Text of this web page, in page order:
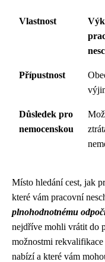
Vlastnost
Přípustnost
Důsledek pro
nemocenskou
Místo hledání cest, jak
které vám pracovní
plnohodnotnému
nejdříve mohli vrátit do
možnostmi
nabízí a které vám